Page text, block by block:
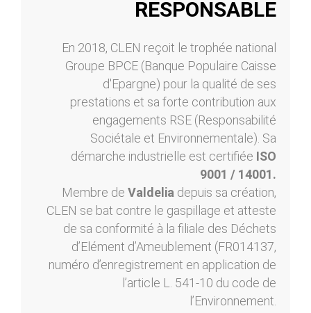
RESPONSABLE
En 2018, CLEN reçoit le trophée national
Groupe BPCE (Banque Populaire Caisse
d'Epargne) pour la qualité de ses
prestations et sa forte contribution aux
engagements RSE (Responsabilité
Sociétale et Environnementale). Sa
démarche industrielle est certifiée ISO
9001 / 14001.
Membre de Valdelia depuis sa création,
CLEN se bat contre le gaspillage et atteste
de sa conformité à la filiale des Déchets
d’Elément d’Ameublement (FR014137,
numéro d’enregistrement en application de
l’article L. 541-10 du code de
l’Environnement.